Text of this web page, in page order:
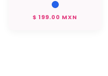
Precio
$ 199.00 MXN